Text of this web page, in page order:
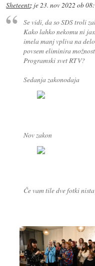
Sheteentz je23. nov 2022 ob
Se vidi, da so SDS troli
Kako lahko nekomu ni
imela manj vpliva na
povsem eliminira
Programski svet RTV?
Sedanja zakonodaja
Nov zakon
Če vam tile dve fotki